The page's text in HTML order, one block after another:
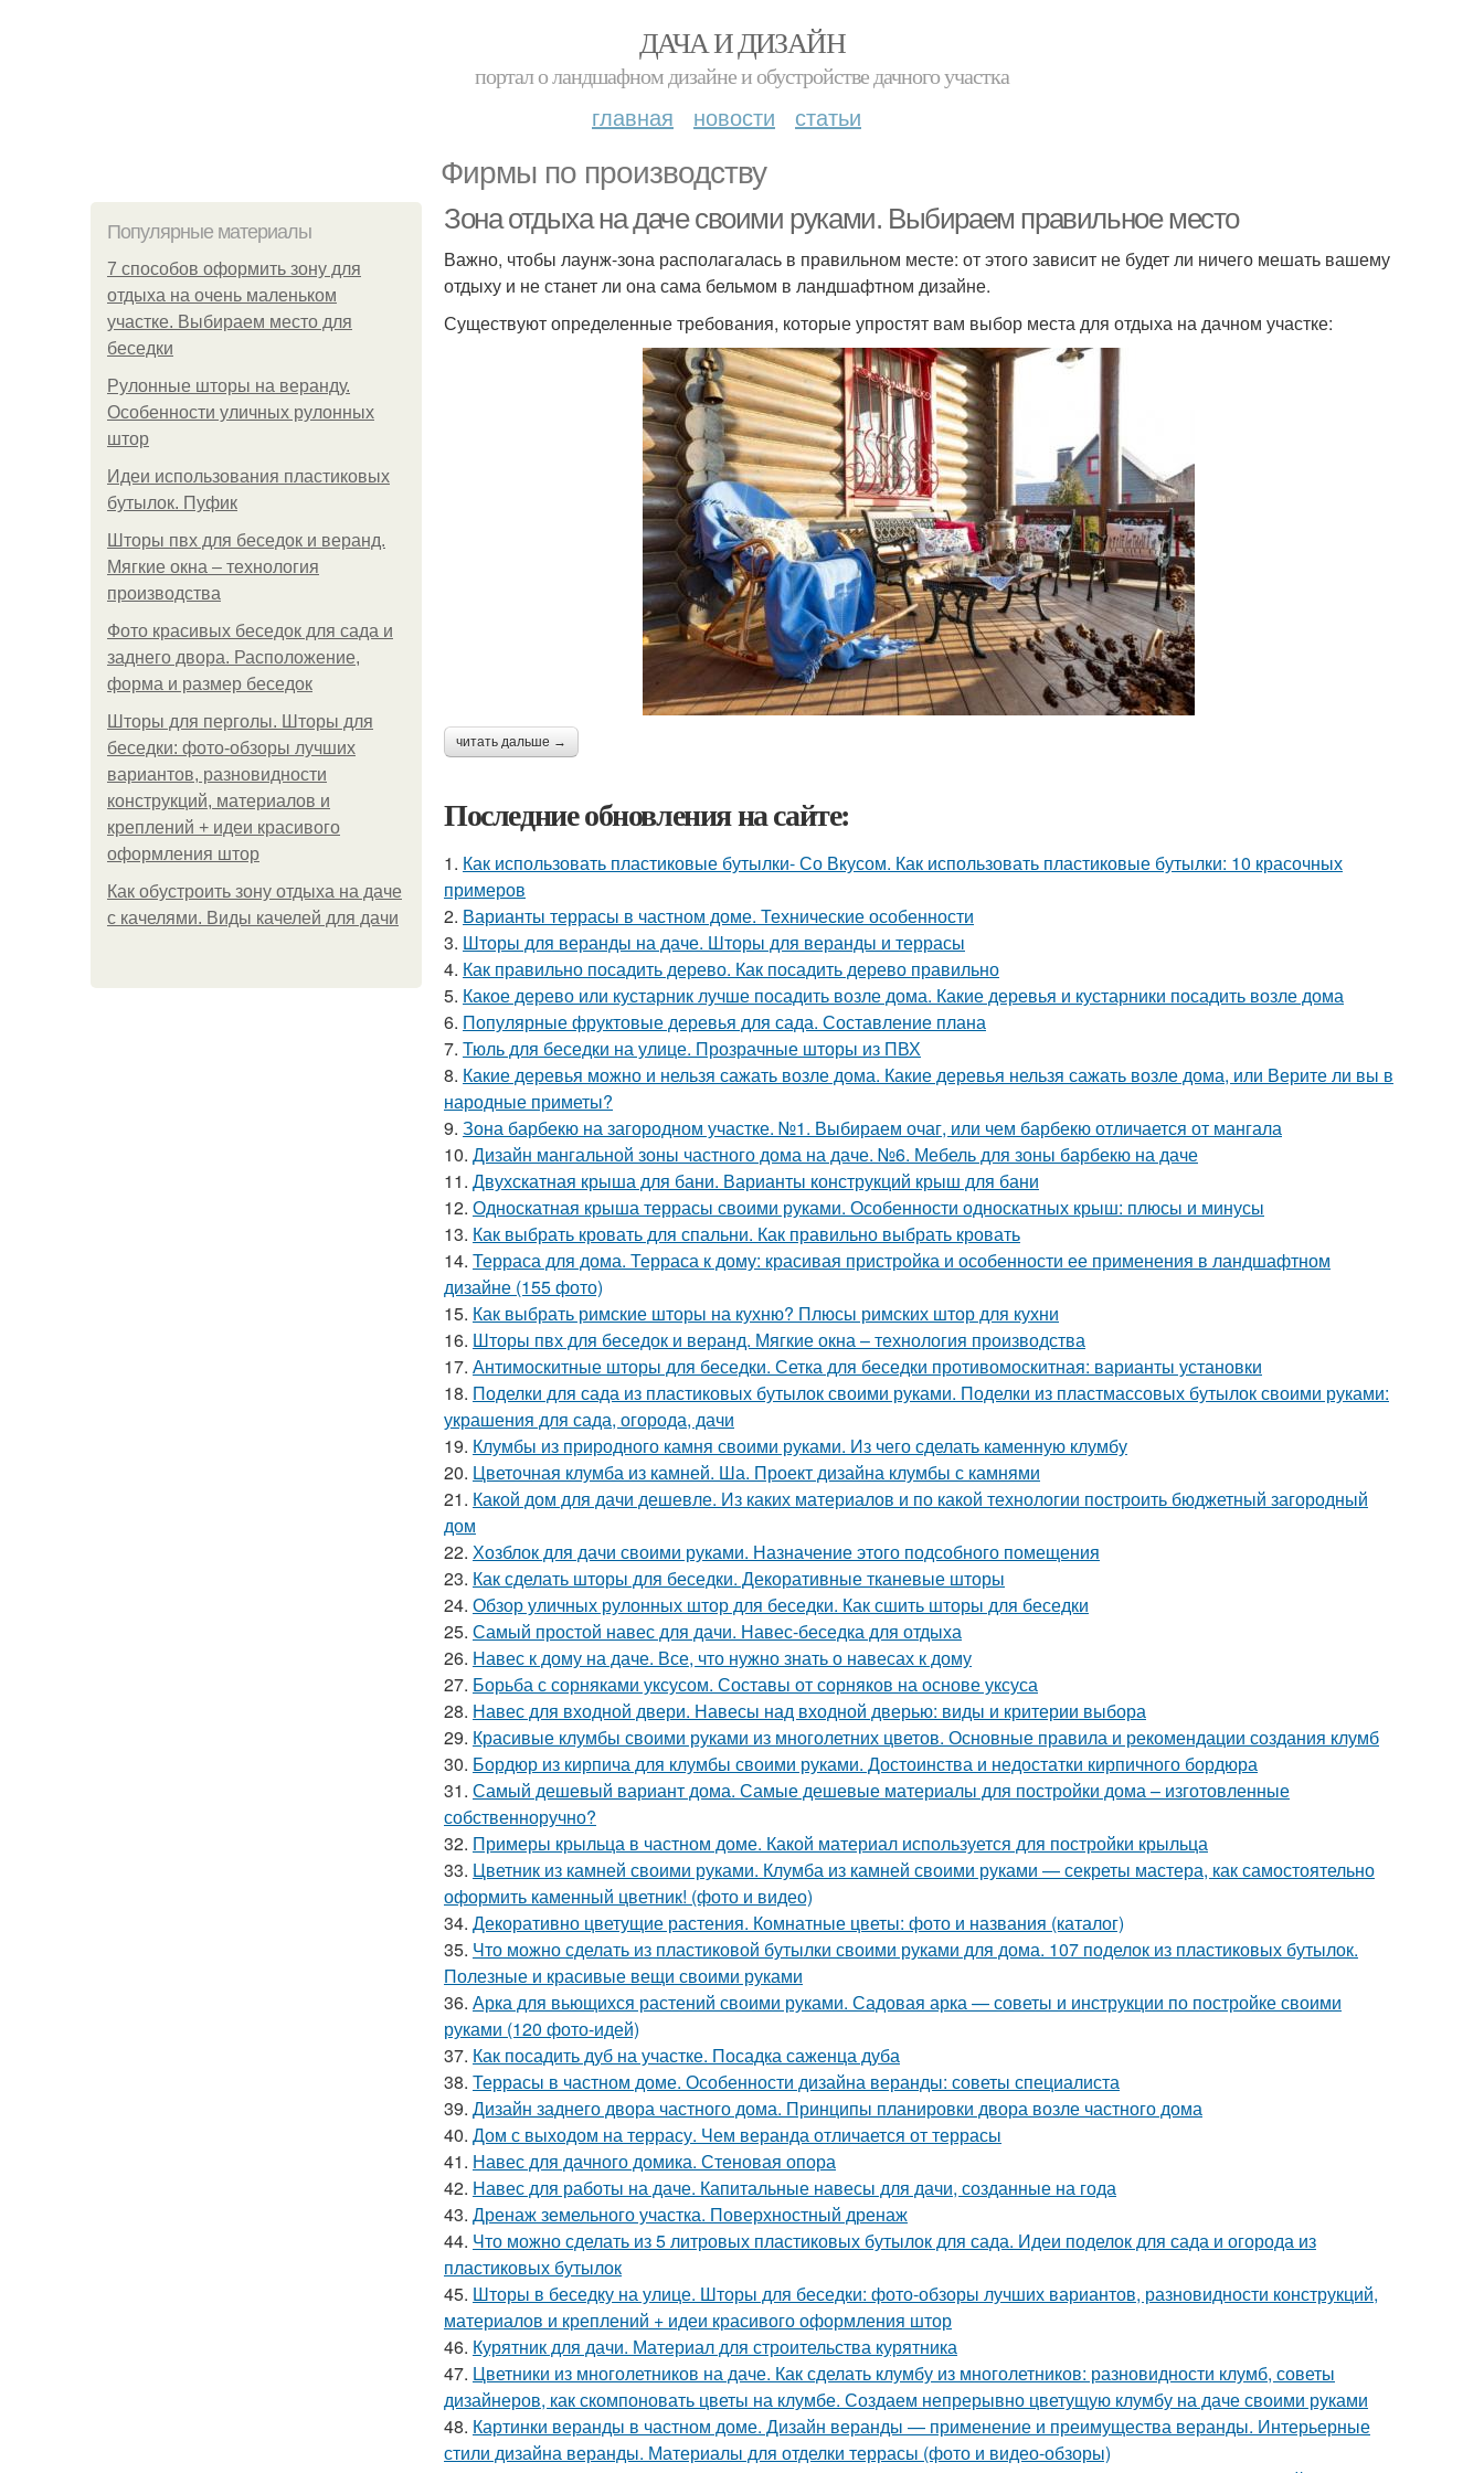
ДАЧА И ДИЗАЙН
портал о ландшафном дизайне и обустройстве дачного участка
главная новости статьи
Фирмы по производству
Популярные материалы
7 способов оформить зону для
отдыха на очень маленьком
участке. Выбираем место для
беседки
Рулонные шторы на веранду.
Особенности уличных рулонных
штор
Идеи использования пластиковых
бутылок. Пуфик
Шторы пвх для беседок и веранд.
Мягкие окна – технология
производства
Фото красивых беседок для сада и
заднего двора. Расположение,
форма и размер беседок
Шторы для перголы. Шторы для
беседки: фото-обзоры лучших
вариантов, разновидности
конструкций, материалов и
креплений + идеи красивого
оформления штор
Как обустроить зону отдыха на даче
с качелями. Виды качелей для дачи
Зона отдыха на даче своими руками. Выбираем правильное место
Важно, чтобы лаунж-зона располагалась в правильном месте: от этого зависит не будет ли ничего мешать вашему
отдыху и не станет ли она сама бельмом в ландшафтном дизайне.
Существуют определенные требования, которые упростят вам выбор места для отдыха на дачном участке:
читать дальше →
Последние обновления на сайте:
1. Как использовать пластиковые бутылки- Со Вкусом. Как использовать пластиковые бутылки: 10 красочных
примеров
2. Варианты террасы в частном доме. Технические особенности
3. Шторы для веранды на даче. Шторы для веранды и террасы
4. Как правильно посадить дерево. Как посадить дерево правильно
5. Какое дерево или кустарник лучше посадить возле дома. Какие деревья и кустарники посадить возле дома
6. Популярные фруктовые деревья для сада. Составление плана
7. Тюль для беседки на улице. Прозрачные шторы из ПВХ
8. Какие деревья можно и нельзя сажать возле дома. Какие деревья нельзя сажать возле дома, или Верите ли вы в
народные приметы?
9. Зона барбекю на загородном участке. №1. Выбираем очаг, или чем барбекю отличается от мангала
10. Дизайн мангальной зоны частного дома на даче. №6. Мебель для зоны барбекю на даче
11. Двухскатная крыша для бани. Варианты конструкций крыш для бани
12. Односкатная крыша террасы своими руками. Особенности односкатных крыш: плюсы и минусы
13. Как выбрать кровать для спальни. Как правильно выбрать кровать
14. Терраса для дома. Терраса к дому: красивая пристройка и особенности ее применения в ландшафтном
дизайне (155 фото)
15. Как выбрать римские шторы на кухню? Плюсы римских штор для кухни
16. Шторы пвх для беседок и веранд. Мягкие окна – технология производства
17. Антимоскитные шторы для беседки. Сетка для беседки противомоскитная: варианты установки
18. Поделки для сада из пластиковых бутылок своими руками. Поделки из пластмассовых бутылок своими руками:
украшения для сада, огорода, дачи
19. Клумбы из природного камня своими руками. Из чего сделать каменную клумбу
20. Цветочная клумба из камней. Ша. Проект дизайна клумбы с камнями
21. Какой дом для дачи дешевле. Из каких материалов и по какой технологии построить бюджетный загородный
дом
22. Хозблок для дачи своими руками. Назначение этого подсобного помещения
23. Как сделать шторы для беседки. Декоративные тканевые шторы
24. Обзор уличных рулонных штор для беседки. Как сшить шторы для беседки
25. Самый простой навес для дачи. Навес-беседка для отдыха
26. Навес к дому на даче. Все, что нужно знать о навесах к дому
27. Борьба с сорняками уксусом. Составы от сорняков на основе уксуса
28. Навес для входной двери. Навесы над входной дверью: виды и критерии выбора
29. Красивые клумбы своими руками из многолетних цветов. Основные правила и рекомендации создания клумб
30. Бордюр из кирпича для клумбы своими руками. Достоинства и недостатки кирпичного бордюра
31. Самый дешевый вариант дома. Самые дешевые материалы для постройки дома – изготовленные
собственноручно?
32. Примеры крыльца в частном доме. Какой материал используется для постройки крыльца
33. Цветник из камней своими руками. Клумба из камней своими руками — секреты мастера, как самостоятельно
оформить каменный цветник! (фото и видео)
34. Декоративно цветущие растения. Комнатные цветы: фото и названия (каталог)
35. Что можно сделать из пластиковой бутылки своими руками для дома. 107 поделок из пластиковых бутылок.
Полезные и красивые вещи своими руками
36. Арка для вьющихся растений своими руками. Садовая арка — советы и инструкции по постройке своими
руками (120 фото-идей)
37. Как посадить дуб на участке. Посадка саженца дуба
38. Террасы в частном доме. Особенности дизайна веранды: советы специалиста
39. Дизайн заднего двора частного дома. Принципы планировки двора возле частного дома
40. Дом с выходом на террасу. Чем веранда отличается от террасы
41. Навес для дачного домика. Стеновая опора
42. Навес для работы на даче. Капитальные навесы для дачи, созданные на года
43. Дренаж земельного участка. Поверхностный дренаж
44. Что можно сделать из 5 литровых пластиковых бутылок для сада. Идеи поделок для сада и огорода из
пластиковых бутылок
45. Шторы в беседку на улице. Шторы для беседки: фото-обзоры лучших вариантов, разновидности конструкций,
материалов и креплений + идеи красивого оформления штор
46. Курятник для дачи. Материал для строительства курятника
47. Цветники из многолетников на даче. Как сделать клумбу из многолетников: разновидности клумб, советы
дизайнеров, как скомпоновать цветы на клумбе. Создаем непрерывно цветущую клумбу на даче своими руками
48. Картинки веранды в частном доме. Дизайн веранды — применение и преимущества веранды. Интерьерные
стили дизайна веранды. Материалы для отделки террасы (фото и видео-обзоры)